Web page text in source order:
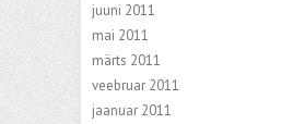
juuni 2011
mai 2011
märts 2011
veebruar 2011
jaanuar 2011